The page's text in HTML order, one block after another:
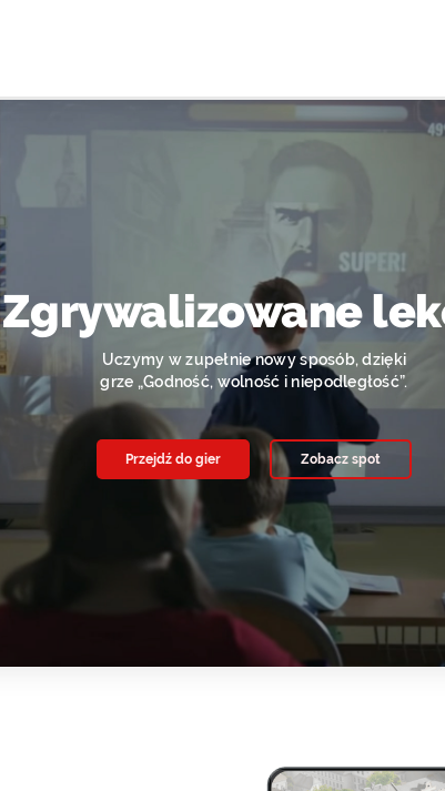
Zgrywalizowane
Uczymy w zupełnie nowy sposób, dzięki
grze „Godność, wolność i niepodległość”.
Przejdź do gier Zobacz spot